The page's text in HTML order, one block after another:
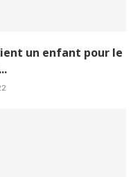
un enfant pour le